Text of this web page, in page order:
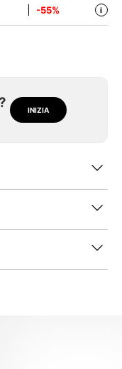
-55% i
INIZIA